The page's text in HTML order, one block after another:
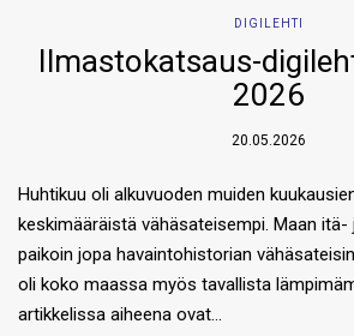
DIGILEHTI
Ilmastokatsaus-
2026
20.05.2026
Huhtikuu oli alkuvuoden muiden
keskimääräistä vähäsateisempi. Maan
paikoin jopa havaintohistorian
oli koko maassa myös tavallista
artikkelissa aiheena ovat…